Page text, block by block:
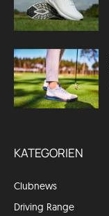
KATEGORIEN
Clubnews
Driving Range